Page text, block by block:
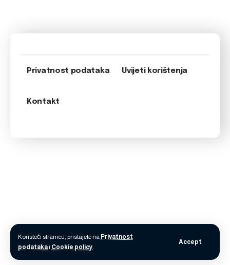
Koristeći stranicu, pristajete na Privatnost
podatakai Cookie policy.
Accept
Privatnost podataka Uvijeti korištenja
Kontakt